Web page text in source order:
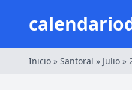
Inicio » Santoral » Julio »